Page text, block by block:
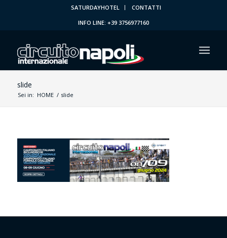
SATURDAYHOTEL
CONTATTI
INFO LINE: +39 3756977160
slide
Sei in: HOME / slide